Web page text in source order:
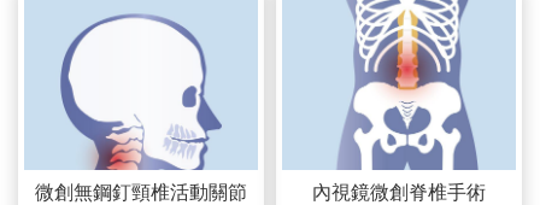
微創無鋼釘頸椎活動關節
內視鏡微創脊椎手術